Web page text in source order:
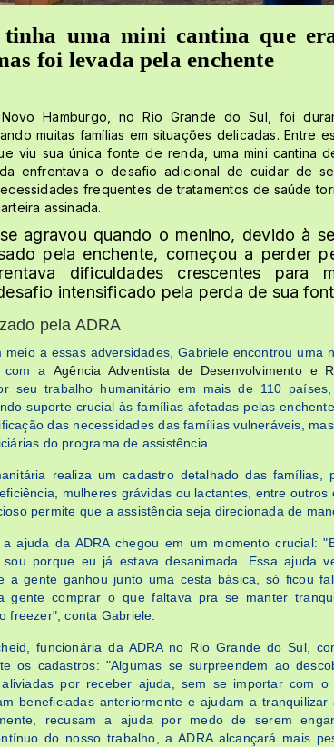
tinha uma mini cantina que
foi levada pela enchente
Hamburgo, no Rio Grande do Sul, foi
muitas famílias em situações delicadas. Entre
viu sua única fonte de renda, uma mini cantina
enfrentava o desafio adicional de cuidar de
frequentes de tratamentos de saúde
assinada.
agravou quando o menino, devido à
pela enchente, começou a perder
dificuldades crescentes para
intensificado pela perda de sua
pela ADRA
meio a essas adversidades, Gabriele encontrou uma
com a Agência Adventista de Desenvolvimento e
seu trabalho humanitário em mais de 110
suporte crucial às famílias afetadas pelas
das necessidades das famílias vulneráveis,
do programa de assistência.
realiza um cadastro detalhado das famílias,
mulheres grávidas ou lactantes, entre
permite que a assistência seja direcionada de
a ajuda da ADRA chegou em um momento crucial:
porque eu já estava desanimada. Essa ajuda
a gente ganhou junto uma cesta básica, só ficou
gente comprar o que faltava pra se manter
freezer", conta Gabriele.
funcionária da ADRA no Rio Grande do Sul,
os cadastros: "Algumas se surpreendem ao
por receber ajuda, sem se importar com o
beneficiadas anteriormente e ajudam a tranquilizar
recusam a ajuda por medo de serem
do nosso trabalho, a ADRA alcançará mais